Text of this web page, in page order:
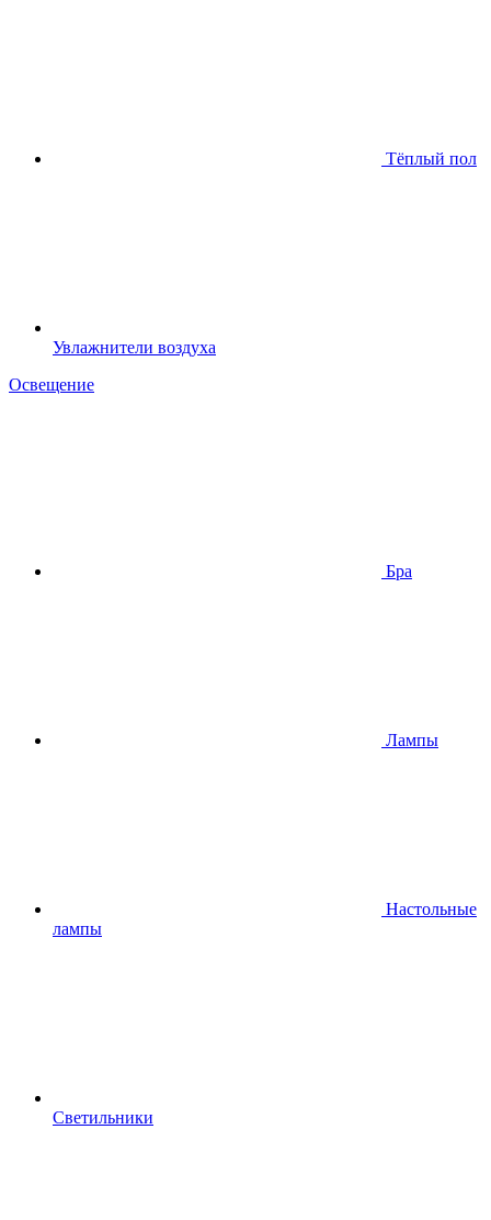
Тёплый пол
Увлажнители воздуха
Освещение
Бра
Лампы
Настольные
лампы
Светильники